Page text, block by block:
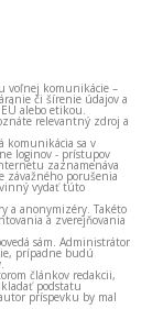
voľnej komunikácie –
či šírenie údajov a
alebo etikou.
relevantný zdroj a
komunikácia sa v
loginov - prístupov
zaznamenáva
závažného porušenia
vydať túto
a anonymizéry. Takéto
a zverejňovania
sám. Administrátor
prípadne budú
článkov redakcii,
podstatu
príspevku by mal